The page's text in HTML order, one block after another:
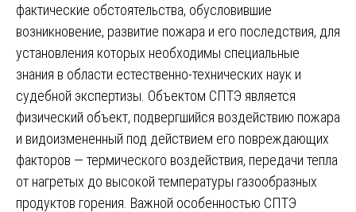
фактические обстоятельства, обусловившие
возникновение, развитие пожара и его последствия, для
установления которых необходимы специальные
знания в области естественно-технических наук и
судебной экспертизы. Объектом СПТЭ является
физический объект, подвергшийся воздействию пожара
и видоизмененный под действием его повреждающих
факторов — термического воздействия, передачи тепла
от нагретых до высокой температуры газообразных
продуктов горения. Важной особенностью СПТЭ